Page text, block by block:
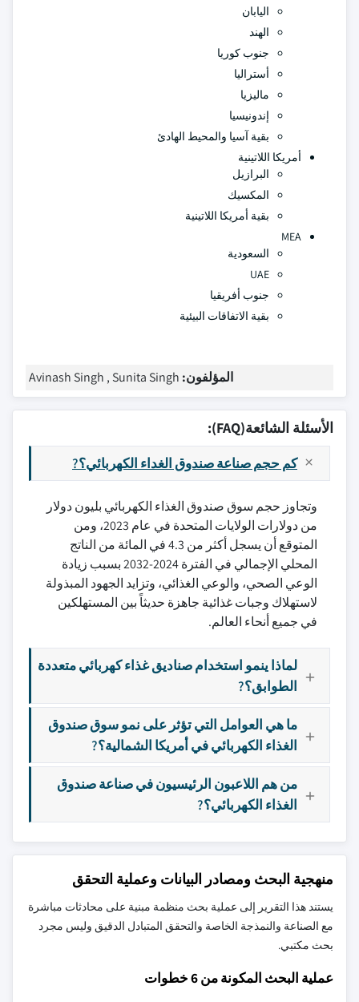
اليابان
الهند
جنوب كوريا
أستراليا
ماليزيا
إندونيسيا
بقية آسيا والمحيط الهادئ
أمريكا اللاتينية
البرازيل
المكسيك
بقية أمريكا اللاتينية
MEA
السعودية
UAE
جنوب أفريقيا
بقية الاتفاقات البيئية
المؤلفون: Avinash Singh , Sunita Singh
الأسئلة الشائعة(FAQ):
كم حجم صناعة صندوق الغداء الكهربائي؟?
وتجاوز حجم سوق صندوق الغذاء الكهربائي بليون دولار
من دولارات الولايات المتحدة في عام 2023، ومن
المتوقع أن يسجل أكثر من 4.3 في المائة من الناتج
المحلي الإجمالي في الفترة 2024-2032 بسبب زيادة
الوعي الصحي، والوعي الغذائي، وتزايد الجهود المبذولة
لاستهلاك وجبات غذائية جاهزة حديثاً بين المستهلكين
في جميع أنحاء العالم.
لماذا ينمو استخدام صناديق غذاء كهربائي متعددة
الطوابق؟?
ما هي العوامل التي تؤثر على نمو سوق صندوق
الغذاء الكهربائي في أمريكا الشمالية؟?
من هم اللاعبون الرئيسيون في صناعة صندوق
الغذاء الكهربائي؟?
منهجية البحث ومصادر البيانات وعملية التحقق
يستند هذا التقرير إلى عملية بحث منظمة مبنية على محادثات مباشرة
مع الصناعة والنمذجة الخاصة والتحقق المتبادل الدقيق وليس مجرد
بحث مكتبي.
عملية البحث المكونة من 6 خطوات